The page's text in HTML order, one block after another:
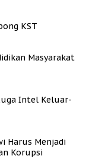
KST
Masyarakat
Intel Keluar-
Harus Menjadi
Korupsi